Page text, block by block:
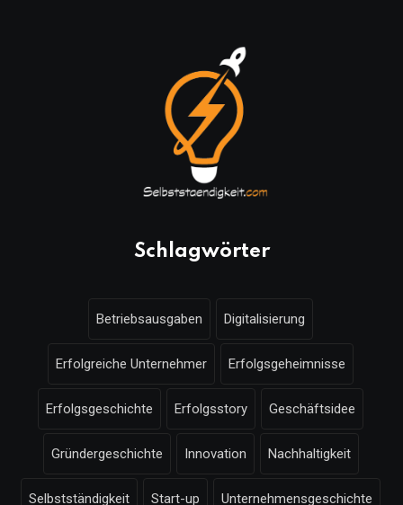
Schlagwörter
Betriebsausgaben Digitalisierung
Erfolgreiche Unternehmer Erfolgsgeheimnisse
Erfolgsgeschichte Erfolgsstory Geschäftsidee
Gründergeschichte Innovation Nachhaltigkeit
Selbstständigkeit Start-up Unternehmensgeschichte